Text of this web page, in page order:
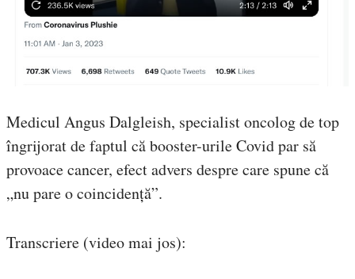
Medicul Angus Dalgleish, specialist oncolog de top
îngrijorat de faptul că booster-urile Covid par să
provoace cancer, efect advers despre care spune că
„nu pare o coincidență”.
Transcriere (video mai jos):